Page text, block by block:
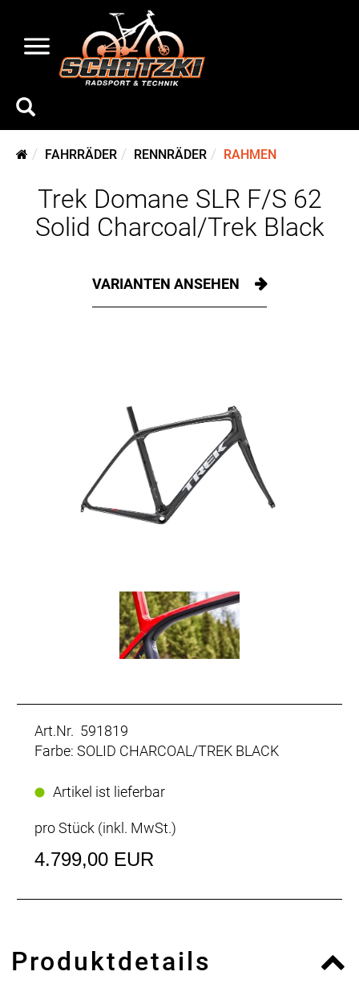
FAHRRÄDER RENNRÄDER RAHMEN
Trek Domane SLR F/S 62
Solid Charcoal/Trek Black
VARIANTEN ANSEHEN
Art.Nr. 591819
Farbe: SOLID CHARCOAL/TREK BLACK
Artikel ist lieferbar
pro Stück (inkl. MwSt.)
4.799,00 EUR
Produktdetails